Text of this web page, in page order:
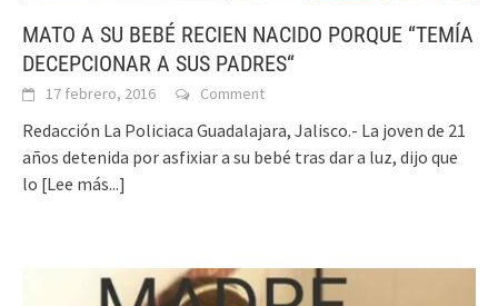
MATO A SU BEBÉ RECIEN NACIDO PORQUE “TEMÍA
DECEPCIONAR A SUS PADRES“
17 febrero, 2016 Comment
Redacción La Policiaca Guadalajara, Jalisco.- La joven de 21
años detenida por asfixiar a su bebé tras dar a luz, dijo que
lo [Lee más...]